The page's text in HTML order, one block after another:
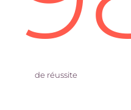
de réussite